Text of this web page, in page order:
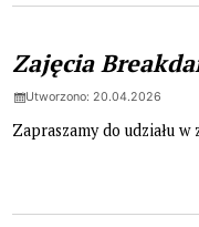
Zajęcia
Utworzono: 20.04.2026
Zapraszamy do udziału